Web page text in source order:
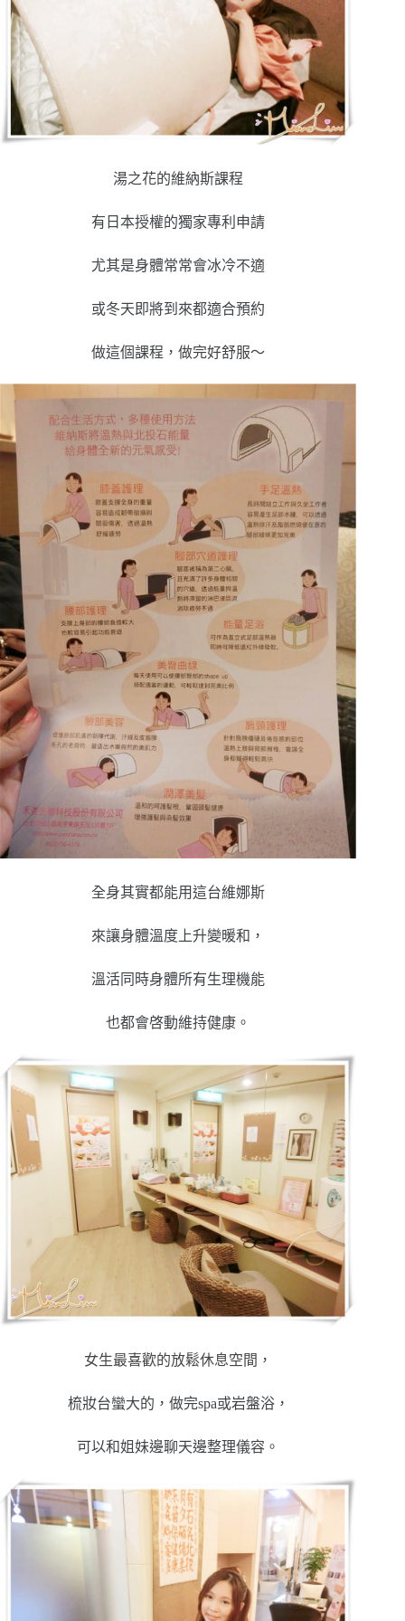
湯之花的維納斯課程
有日本授權的獨家專利申請
尤其是身體常常會冰冷不適
或冬天即將到來都適合預約
做這個課程，做完好舒服～
全身其實都能用這台維娜斯
來讓身體溫度上升變暖和，
溫活同時身體所有生理機能
也都會啓動維持健康 。
女生最喜歡的放鬆休息空間，
梳妝台蠻大的，做完spa或岩盤浴，
可以和姐妹邊聊天邊整理儀容 。